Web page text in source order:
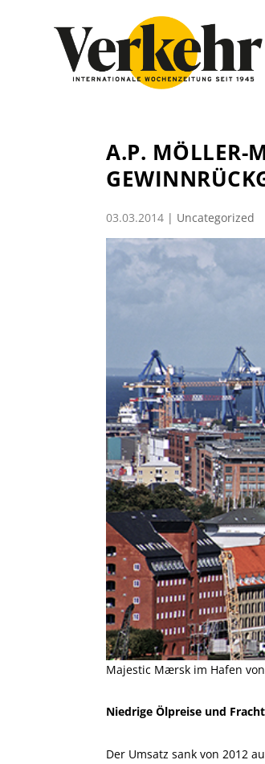
A.P. MÖLLER-
03.03.2014 | Uncategorized
Majestic Mærsk im Hafen
Niedrige Ölpreise und
Der Umsatz sank von 2012